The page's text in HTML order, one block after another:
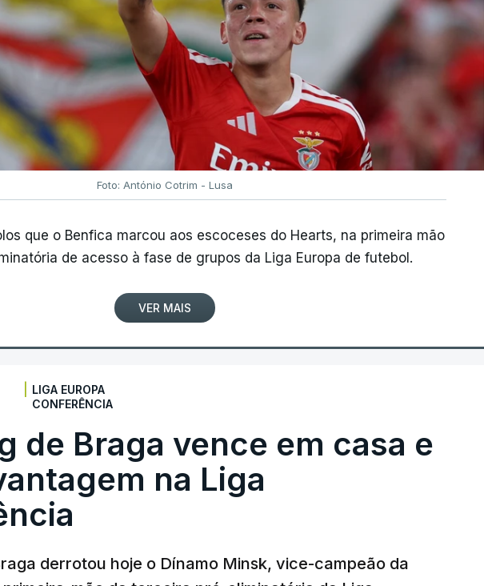
Foto: António Cotrim - Lusa
que o Benfica marcou aos escoceses do Hearts, na primeira mão
de acesso à fase de grupos da Liga Europa de futebol.
VER MAIS
LIGA EUROPA
CONFERÊNCIA
de Braga vence em casa e
na Liga
derrotou hoje o Dínamo Minsk, vice-campeão da